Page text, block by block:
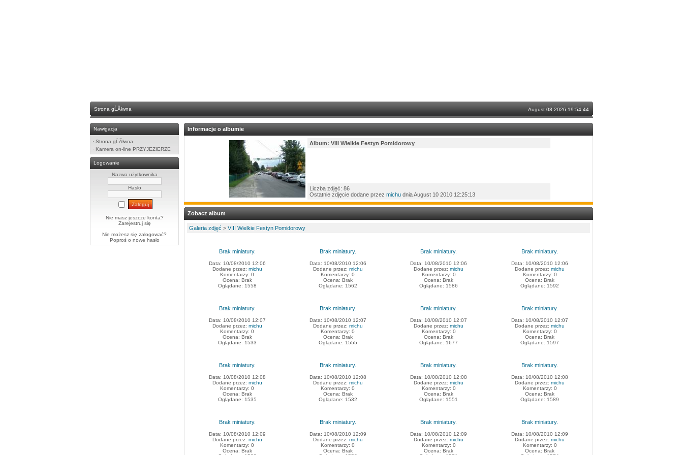
Strona gĹĂłwna August 08 2026 19:54:44
Nawigacja
· Strona gĹĂłwna
· Kamera on-line PRZYJEZIERZE
Logowanie
Nazwa użytkownika
Hasło
Nie masz jeszcze konta?
Zarejestruj się
Nie możesz się zalogować?
Poproś o nowe hasło
Informacje o albumie
Album: VIII Wielkie Festyn Pomidorowy
Liczba zdjęć: 86
Ostatnie zdjęcie dodane przez michudnia August 10 2010 12:25:13
Zobacz album
Galeria zdjęć > VIII Wielkie Festyn Pomidorowy
Brak miniatury.
Data: 10/08/2010 12:06
Dodane przez: michu
Komentarzy: 0
Ocena: Brak
Oglądane: 1558
Brak miniatury.
Data: 10/08/2010 12:06
Dodane przez: michu
Komentarzy: 0
Ocena: Brak
Oglądane: 1562
Brak miniatury.
Data: 10/08/2010 12:06
Dodane przez: michu
Komentarzy: 0
Ocena: Brak
Oglądane: 1586
Brak miniatury.
Data: 10/08/2010 12:06
Dodane przez: michu
Komentarzy: 0
Ocena: Brak
Oglądane: 1592
Brak miniatury.
Data: 10/08/2010 12:07
Dodane przez: michu
Komentarzy: 0
Ocena: Brak
Oglądane: 1533
Brak miniatury.
Data: 10/08/2010 12:07
Dodane przez: michu
Komentarzy: 0
Ocena: Brak
Oglądane: 1555
Brak miniatury.
Data: 10/08/2010 12:07
Dodane przez: michu
Komentarzy: 0
Ocena: Brak
Oglądane: 1677
Brak miniatury.
Data: 10/08/2010 12:07
Dodane przez: michu
Komentarzy: 0
Ocena: Brak
Oglądane: 1597
Brak miniatury.
Data: 10/08/2010 12:08
Dodane przez: michu
Komentarzy: 0
Ocena: Brak
Oglądane: 1535
Brak miniatury.
Data: 10/08/2010 12:08
Dodane przez: michu
Komentarzy: 0
Ocena: Brak
Oglądane: 1532
Brak miniatury.
Data: 10/08/2010 12:08
Dodane przez: michu
Komentarzy: 0
Ocena: Brak
Oglądane: 1551
Brak miniatury.
Data: 10/08/2010 12:08
Dodane przez: michu
Komentarzy: 0
Ocena: Brak
Oglądane: 1589
Brak miniatury.
Data: 10/08/2010 12:09
Dodane przez: michu
Komentarzy: 0
Ocena: Brak
Brak miniatury.
Data: 10/08/2010 12:09
Dodane przez: michu
Komentarzy: 0
Ocena: Brak
Brak miniatury.
Data: 10/08/2010 12:09
Dodane przez: michu
Komentarzy: 0
Ocena: Brak
Brak miniatury.
Data: 10/08/2010 12:09
Dodane przez: michu
Komentarzy: 0
Ocena: Brak